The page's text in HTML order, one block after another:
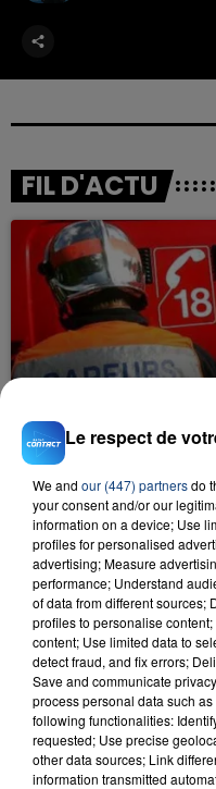
FIL D'ACTU
INCENDIE MORTEL
SON BÉBÉ ENTRE
Un homme s'est
aspergé sa
d'un liquide
20 juillet 2026
UNE
OPÉRER DE LA
La famille a porté
reconnu sa
Le respect de
We and our (447) partnersdo
your consent and/or our
information on a device; Use
profiles for personalised
advertising; Measure
performance; Understand
of data from different sources;
profiles to personalise
content; Use limited data to
detect fraud, and fix errors;
Save and communicate
process personal data such
following functionalities:
requested; Use precise
other data sources; Link
information transmitted